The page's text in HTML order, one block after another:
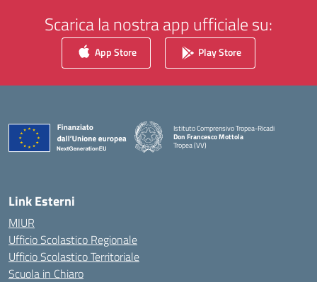
Scarica la nostra app ufficiale su:
App Store Play Store
Istituto Comprensivo Tropea-Ricadi
Don Francesco Mottola
Tropea (VV)
— Visita la pagina iniziale della scuola
Link Esterni
MIUR
Ufficio Scolastico Regionale
Ufficio Scolastico Territoriale
Scuola in Chiaro